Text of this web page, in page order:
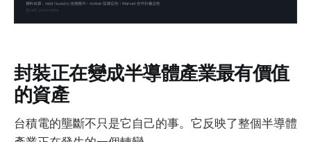
封裝正在變成半導體產業最有價值
的資產
台積電的壟斷不只是它自己的事。它反映了整個半導體